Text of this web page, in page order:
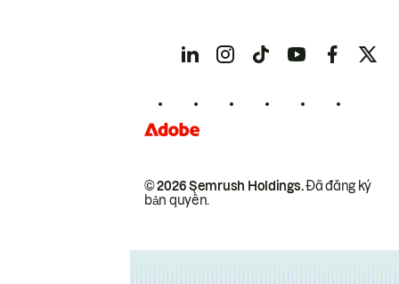
© 2026 Semrush Holdings.Đã đăng ký
bản quyền.